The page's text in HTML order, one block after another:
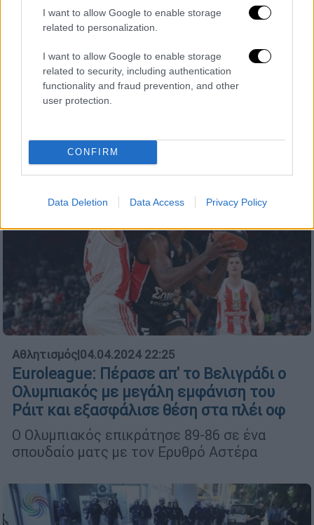
I want to allow Google to enable storage
related to personalization.
I want to allow Google to enable storage
related to security, including authentication
functionality and fraud prevention, and other
user protection.
CONFIRM
Data Deletion Data Access Privacy Policy
«Στον ΣΥΡΙΖΑ υπερισχύει η υποκρισία ή
η άγνοια;»
Πως σχολίασε ο εκπρόσωπος Τύπου της ΝΔ
τις αναφορές του προέδρου του ΣΥΡΙΖΑ για
την επιστολική ψήφο
Αθλητισμός|04.04.2024 22:25
Euroleague: Πέρασε απ' το Βελιγράδι ο
Ολυμπιακός με μεγάλη εμφάνιση του
Ράιτ και εξασφάλισε θέση στα πλέι οφ
Ο Ολυμπιακός επικράτησε 89-86 σε ένα
σπουδαίο ματς με τον Ερυθρό Αστέρα